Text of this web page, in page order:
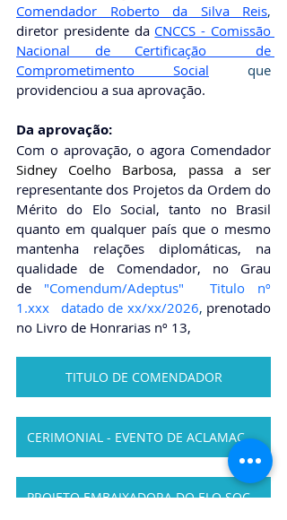
Comendador Roberto da Silva Reis
diretor presidente da CNCCS - Comissão
Nacional de Certificação  de
Comprometimento Social
providenciou a sua aprovação.
Da aprovação:
Sidney Coelho Barbosa
representante dos Projetos da Ordem do
Mérito do Elo Social, tanto no Brasil
quanto em qualquer país que o mesmo
mantenha relações diplomáticas, na
qualidade de Comendador, no Grau
de
"Comendum/Adeptus"  Titulo nº
1.xxx   datado de xx/xx/2026, prenotado
no Livro de Honrarias nº 13,
TITULO DE COMENDADOR
CERIMONIAL - EVENTO DE ACLAMAÇÃO
PROJETO EMBAIXADORA DO ELO SOCIAL